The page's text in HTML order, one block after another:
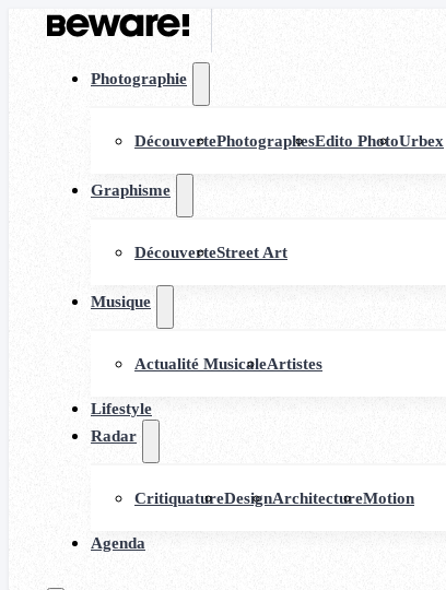
Photographie
DécouvertePhotographesEdito PhotoUrbex
Graphisme
DécouverteStreet Art
Musique
Actualité MusicaleArtistes
Lifestyle
Radar
CritiquatureDesignArchitectureMotion
Agenda